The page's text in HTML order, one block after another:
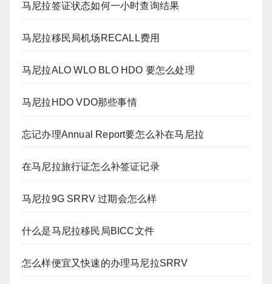
马尼拉签证状态如何一小时查询结果
马尼拉移民局机场RECALL费用
马尼拉ALO WLO BLO HDO 要怎么处理
马尼拉HDO VDO那些事情
忘记办理Annual Report要怎么补在马尼拉
在马尼拉旅行证怎么补签证记录
马尼拉9G SRRV 过期会怎么样
什么是马尼拉移民局BICC文件
怎么样便宜又快速的办理马尼拉SRRV